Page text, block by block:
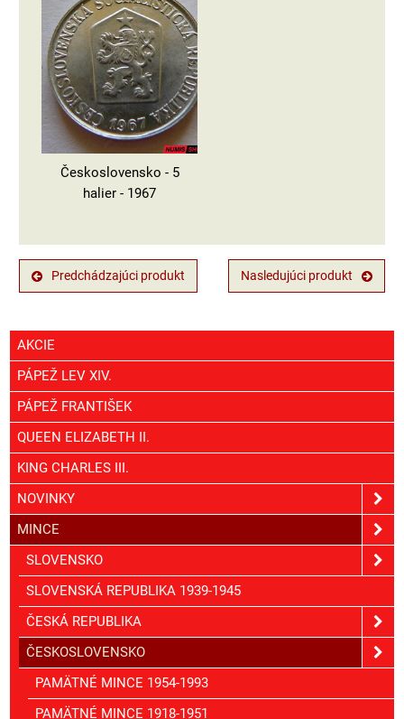
Československo - 5
halier - 1967
Predchádzajúci produkt Nasledujúci produkt
AKCIE
PÁPEŽ LEV XIV.
PÁPEŽ FRANTIŠEK
QUEEN ELIZABETH II.
KING CHARLES III.
NOVINKY
MINCE
SLOVENSKO
SLOVENSKÁ REPUBLIKA 1939-1945
ČESKÁ REPUBLIKA
ČESKOSLOVENSKO
PAMÄTNÉ MINCE 1954-1993
PAMÄTNÉ MINCE 1918-1951